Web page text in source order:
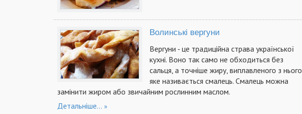
Волинські вергуни
Вергуни - це традиційна страва української
кухні. Воно так само не обходиться без
сальця, а точніше жиру, виплавленого з нього,
яке називається смалець. Смалець можна
замінити жиром або звичайним рослинним маслом.
Детальніше...